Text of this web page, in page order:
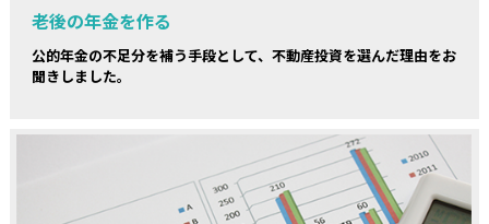
老後の年金を作る
公的年金の不足分を補う手段として、不動産投資を選んだ理由をお
聞きしました。